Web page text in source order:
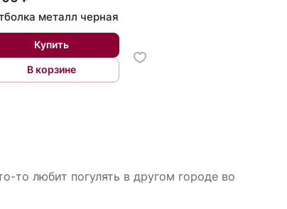
металл черная
Купить
В корзине
то любит погулять в другом городе во